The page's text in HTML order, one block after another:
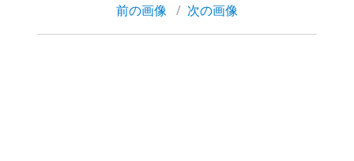
前の画像 次の画像